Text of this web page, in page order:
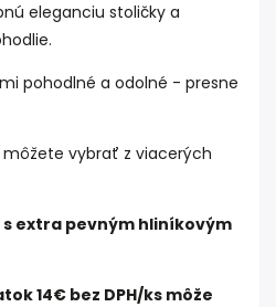
eleganciu stoličky a
pohodlné a odolné - presne
vybrať z viacerých
extra pevným hliníkovým
14€ bez DPH/ks môže